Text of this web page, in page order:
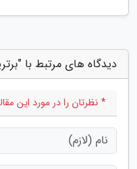
دیدگاه های مرتبط با
* نظرتان را در مورد این